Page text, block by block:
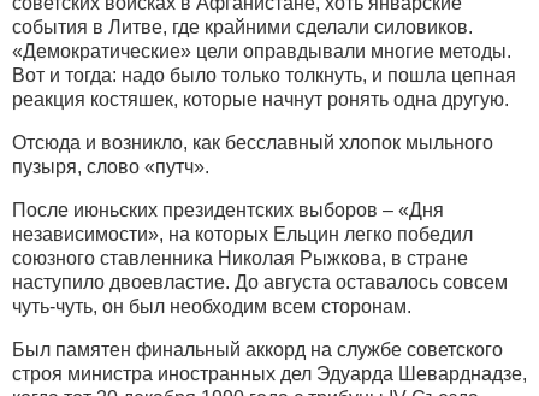
события в Литве, где крайними сделали силовиков.
«Демократические» цели оправдывали многие методы.
Вот и тогда: надо было только толкнуть, и пошла цепная
реакция костяшек, которые начнут ронять одна другую.
Отсюда и возникло, как бесславный хлопок мыльного
пузыря, слово «путч».
После июньских президентских выборов – «Дня
независимости», на которых Ельцин легко победил
союзного ставленника Николая Рыжкова, в стране
наступило двоевластие. До августа оставалось совсем
чуть-чуть, он был необходим всем сторонам.
Был памятен финальный аккорд на службе советского
строя министра иностранных дел Эдуарда Шеварднадзе,